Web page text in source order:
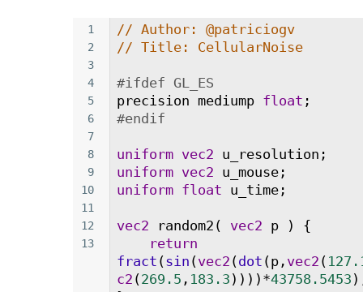
1 // Author: @patriciogv
2 // Title: CellularNoise
3
4
#ifdef GL_ES
5 precision mediump float ;
6 #endif
7
8
uniform vec2 u_resolution ;
9 uniform vec2 u_mouse ;
10 uniform float u_time ;
11
12
vec2 random2 ( vec2 p ) {
13
return
fract (sin (vec2 (dot (p , vec2 (
c2 (269.5 , 183.3 )))) *43758.5453